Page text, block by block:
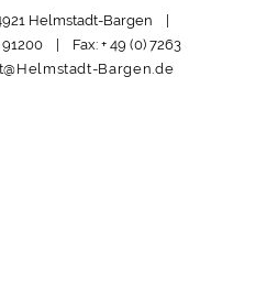
Helmstadt-Bargen |
91200 | Fax: + 49 (0) 7263
Bargen.de